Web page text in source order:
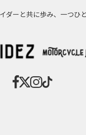
ーと共に歩み、一つひ